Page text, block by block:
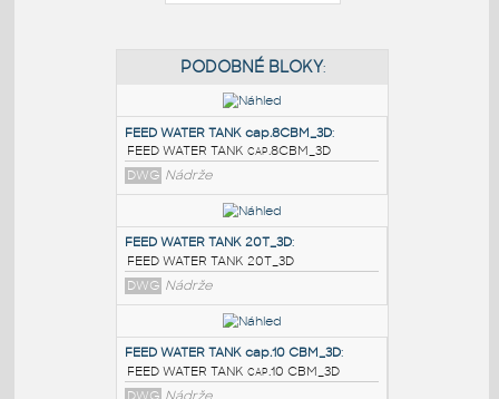
PODOBNÉ BLOKY
FEED WATER TANK cap.8CBM_3D
FEED WATER TANK cap.8CBM_3D
DWG Nádrže